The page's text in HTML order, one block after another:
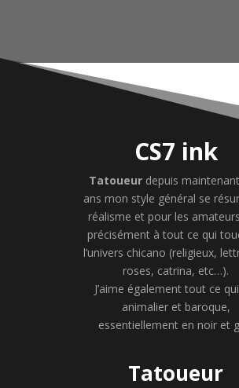
CS7 ink
Tatoueur depuis
ans mon style général se
réalisme et pour les
précisément à tout ce qui
l’univers chicano (religieux,
roses, catrina, etc…).
J’aime également tout ce
animalier et baroque,
essentiellement en noir et
Tatoueur